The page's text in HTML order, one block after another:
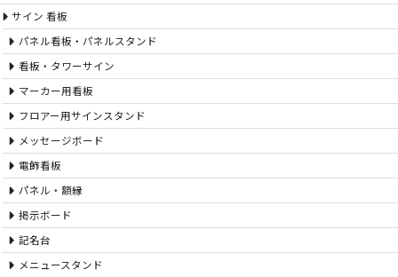
サイン 看板
パネル看板・パネルスタンド
看板・タワーサイン
マーカー用看板
フロアー用サインスタンド
メッセージボード
電飾看板
パネル・額縁
掲示ボード
記名台
メニュースタンド